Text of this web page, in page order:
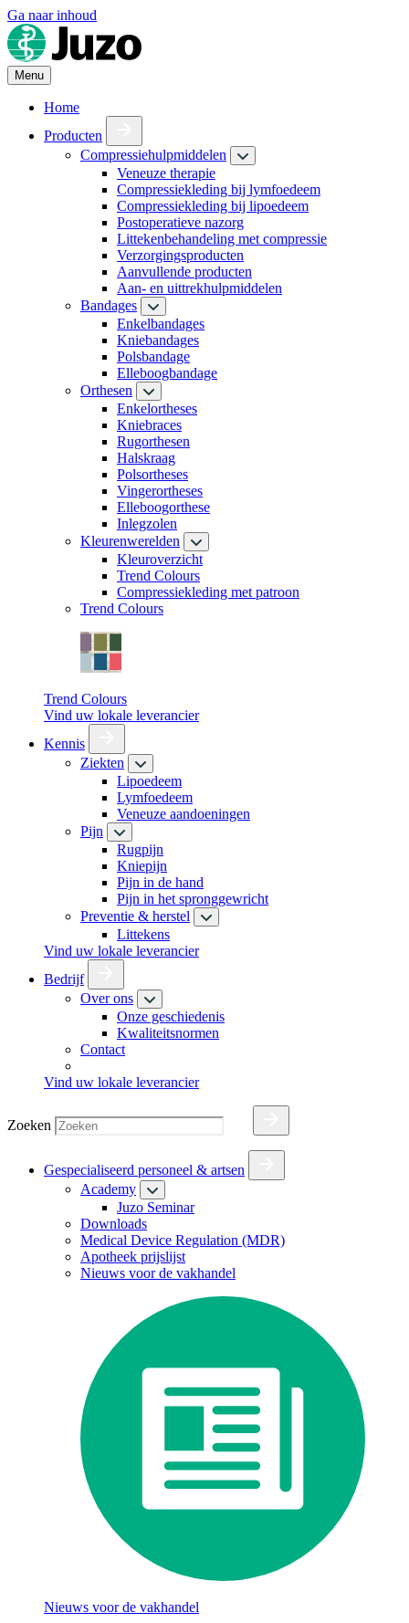
Ga naar inhoud
Menu
Home
Producten
Compressiehulpmiddelen
Veneuze therapie
Compressiekleding bij lymfoedeem
Compressiekleding bij lipoedeem
Postoperatieve nazorg
Littekenbehandeling met compressie
Verzorgingsproducten
Aanvullende producten
Aan- en uittrekhulpmiddelen
Bandages
Enkelbandages
Kniebandages
Polsbandage
Elleboogbandage
Orthesen
Enkelortheses
Kniebraces
Rugorthesen
Halskraag
Polsortheses
Vingerortheses
Elleboogorthese
Inlegzolen
Kleurenwerelden
Kleuroverzicht
Trend Colours
Compressiekleding met patroon
Trend Colours
Trend Colours
Vind uw lokale leverancier
Kennis
Ziekten
Lipoedeem
Lymfoedeem
Veneuze aandoeningen
Pijn
Rugpijn
Kniepijn
Pijn in de hand
Pijn in het spronggewricht
Preventie & herstel
Littekens
Vind uw lokale leverancier
Bedrijf
Over ons
Onze geschiedenis
Kwaliteitsnormen
Contact
Vind uw lokale leverancier
Zoeken
Gespecialiseerd personeel & artsen
Academy
Juzo Seminar
Downloads
Medical Device Regulation (MDR)
Apotheek prijslijst
Nieuws voor de vakhandel
Nieuws voor de vakhandel